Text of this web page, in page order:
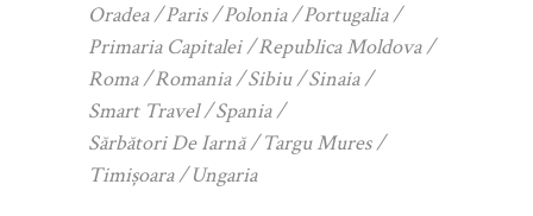
Oradea
Paris Polonia
Portugalia
Primaria Capitalei
Republica Moldova
Roma
Romania Sibiu
Sinaia
Smart Travel
Spania
Sărbători De Iarnă
Targu Mures
Timișoara
Ungaria